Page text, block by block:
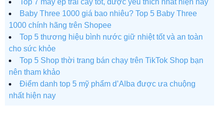
Top 7 máy ép trái cây tốt, được yêu thích nhất hiện nay
Baby Three 1000 giá bao nhiêu? Top 5 Baby Three
1000 chính hãng trên Shopee
Top 5 thương hiệu bình nước giữ nhiệt tốt và an toàn
cho sức khỏe
Top 5 Shop thời trang bán chạy trên TikTok Shop bạn
nên tham khảo
Điểm danh top 5 mỹ phẩm d’Alba được ưa chuộng
nhất hiện nay